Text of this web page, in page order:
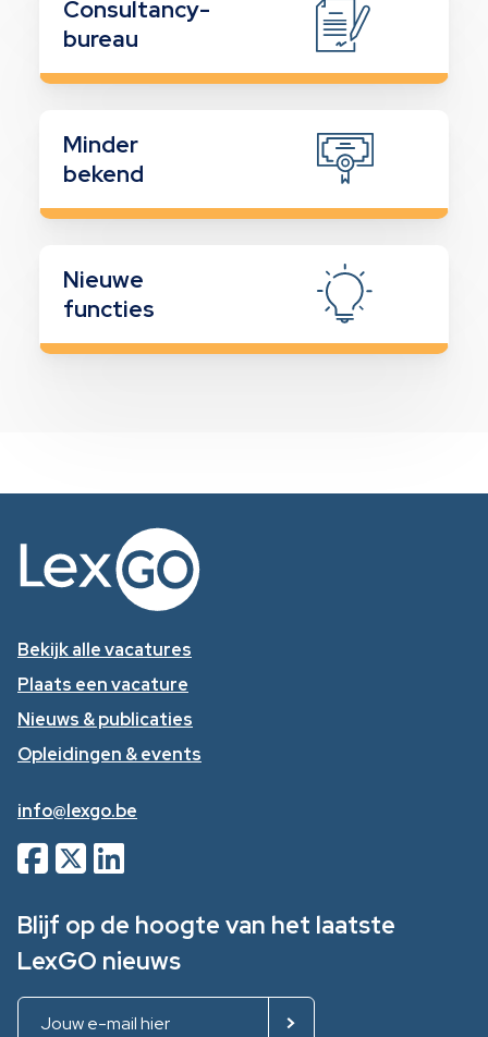
Consultancy-
bureau
Minder
bekend
Nieuwe
functies
Bekijk alle vacatures
Plaats een vacature
Nieuws & publicaties
Opleidingen & events
info@lexgo.be
Blijf op de hoogte van het laatste
LexGO nieuws